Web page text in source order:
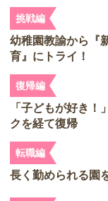
挑戦編
幼稚園教諭から『
育』にトライ！
復帰編
「子どもが好き！
クを経て復帰
転職編
長く勤められる園